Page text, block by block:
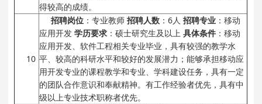
得较高的成绩。
10
招聘岗位 ：专业教师 招聘人数 ：6人 招聘专业 ：移动
应用开发 学历要求 ：硕士研究生及以上 具体条件 ：移动
应用开发、软件工程相关专业毕业，具有较强的教学水
平、较高的科研水平和较好的发展潜力；能够承担移动应
用开发专业的课程教学和专业、学科建设任务，具有一定
的团队合作意识和奉献精神。有工作经验者优先，具有中
级以上专业技术职称者优先。